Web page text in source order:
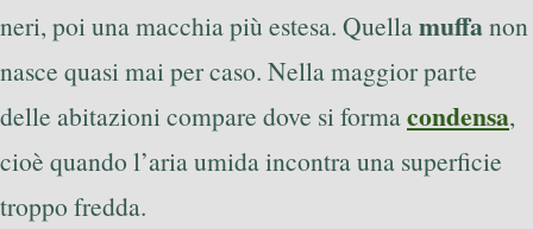
neri, poi una macchia più estesa. Quellamuffanon
nasce quasi mai per caso. Nella maggior parte
delle abitazioni compare dove si formacondensa,
cioè quando l’aria umida incontra una superficie
troppo fredda.